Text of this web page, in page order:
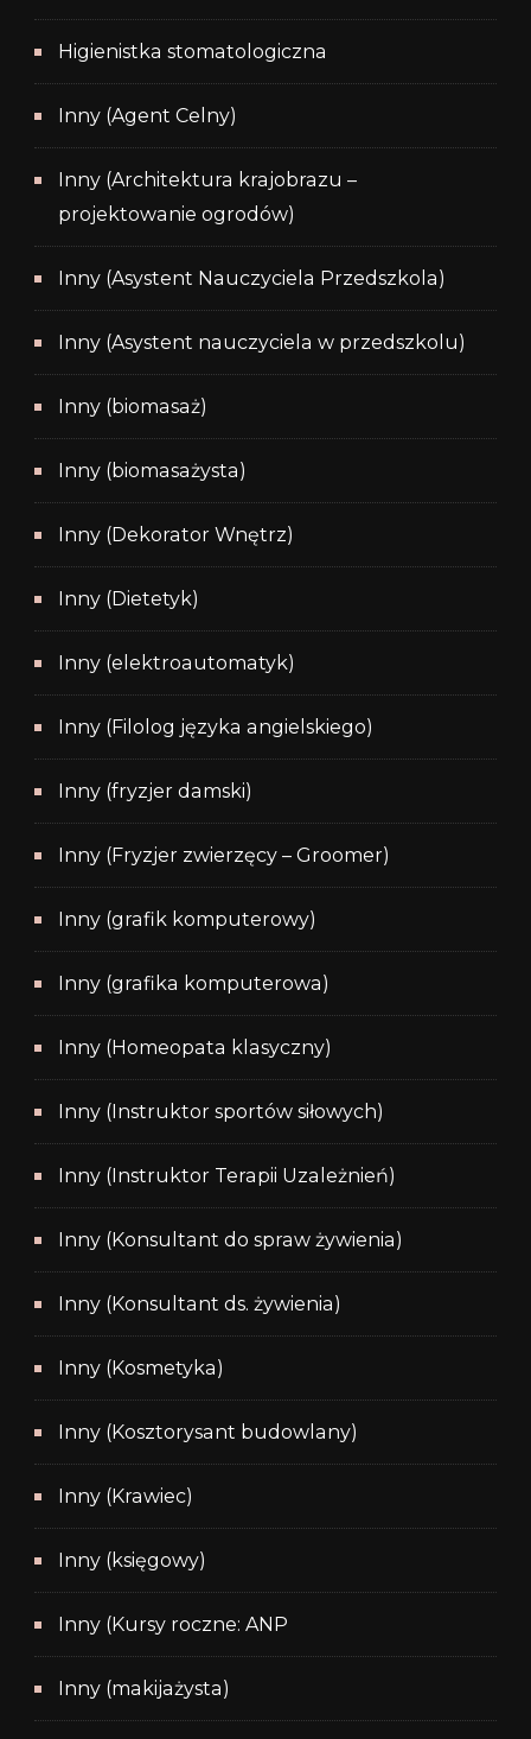
Higienistka stomatologiczna
Inny (Agent Celny)
Inny (Architektura krajobrazu –
projektowanie ogrodów)
Inny (Asystent Nauczyciela Przedszkola)
Inny (Asystent nauczyciela w przedszkolu)
Inny (biomasaż)
Inny (biomasażysta)
Inny (Dekorator Wnętrz)
Inny (Dietetyk)
Inny (elektroautomatyk)
Inny (Filolog języka angielskiego)
Inny (fryzjer damski)
Inny (Fryzjer zwierzęcy – Groomer)
Inny (grafik komputerowy)
Inny (grafika komputerowa)
Inny (Homeopata klasyczny)
Inny (Instruktor sportów siłowych)
Inny (Instruktor Terapii Uzależnień)
Inny (Konsultant do spraw żywienia)
Inny (Konsultant ds. żywienia)
Inny (Kosmetyka)
Inny (Kosztorysant budowlany)
Inny (Krawiec)
Inny (księgowy)
Inny (Kursy roczne: ANP
Inny (makijażysta)